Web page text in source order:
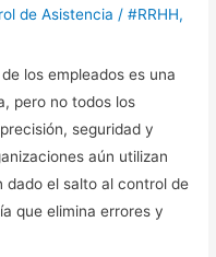
de Asistencia /#RRHH,
los empleados es una
pero no todos los
seguridad y
aún utilizan
dado el salto al control de
que elimina errores y